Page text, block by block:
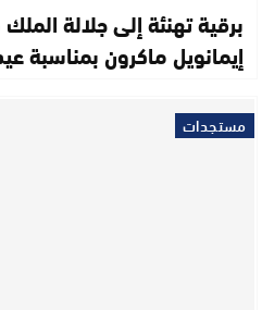
برقية تهنئة إلى جلالة
إيمانويل ماكرون بمناسبة
مستجدات